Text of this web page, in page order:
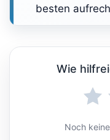
besten
Wie
Noch